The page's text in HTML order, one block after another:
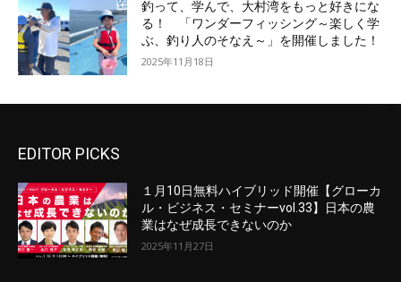
釣って、学んで、大村湾をもっと好きにな
る！ 「ワンダーフィッシング～楽しく学
ぶ、釣り人のそなえ～」を開催しました！
2025年11月18日
EDITOR PICKS
１月10日無料ハイブリッド開催【グローカ
ル・ビジネス・セミナーvol.33】日本の農
業はなぜ成長できないのか
2025年11月27日